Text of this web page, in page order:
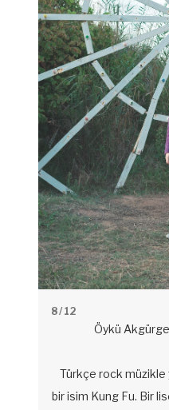
8/ 12
Öykü
Türkçe rock müzikle
bir isim Kung Fu. Bir